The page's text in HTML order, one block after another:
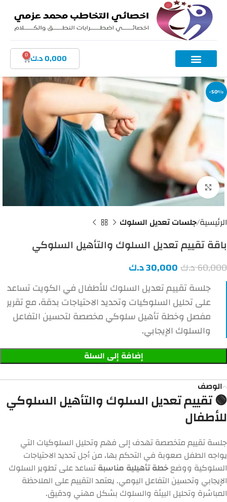
0,000د.ك 0
-50%
اضغط للتكبير
الرئيسية جلسات تعديل السلوك
باقة تقييم تعديل السلوك والتأهيل السلوكي
60,000د.ك30,000د.ك
جلسة تقييم تعديل السلوك للأطفال في الكويت تساعد
على تحليل السلوكيات وتحديد الاحتياجات بدقة، مع تقرير
مفصل وخطة تأهيل سلوكي مخصصة لتحسين التفاعل
والسلوك الإيجابي.
إضافة إلى السلة
الوصف
🟢 تقييم تعديل السلوك والتأهيل السلوكي
للأطفال
جلسة تقييم متخصصة تهدف إلى فهم وتحليل السلوكيات التي
يواجه الطفل صعوبة في التحكم بها، من أجل تحديد الاحتياجات
السلوكية ووضعخطة تأهيلية مناسبةتساعد على تطوير السلوك
الإيجابي وتحسين التفاعل اليومي. يعتمد التقييم على الملاحظة
المباشرة وتحليل البيئة والسلوك بشكل مهني ودقيق.